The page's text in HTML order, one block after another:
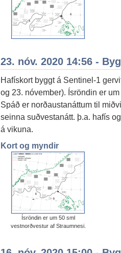
23. nóv. 2020 14:56 -
Hafískort byggt á Sentinel-1
og 23. nóvember). Ísröndin er
Spáð er norðaustanáttum til
seinna suðvestanátt. þ.a. hafís
á vikuna.
Kort og myndir
Ísröndin er um 50 sml
vestnorðvestur af Straumnesi.